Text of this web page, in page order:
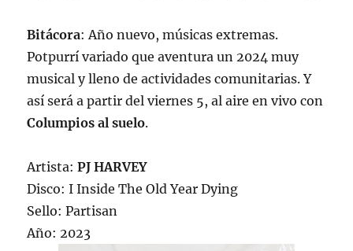
Bitácora: Año nuevo, músicas extremas.
Potpurrí variado que aventura un 2024 muy
musical y lleno de actividades comunitarias. Y
así será a partir del viernes 5, al aire en vivo con
Columpios al suelo.
Artista:PJ HARVEY
Disco: I Inside The Old Year Dying
Sello: Partisan
Año: 2023